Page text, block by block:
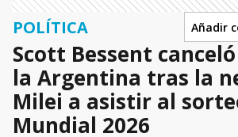
POLÍTICA Añadir
Scott Bessent
la Argentina tras la
Milei a asistir al
Mundial 2026